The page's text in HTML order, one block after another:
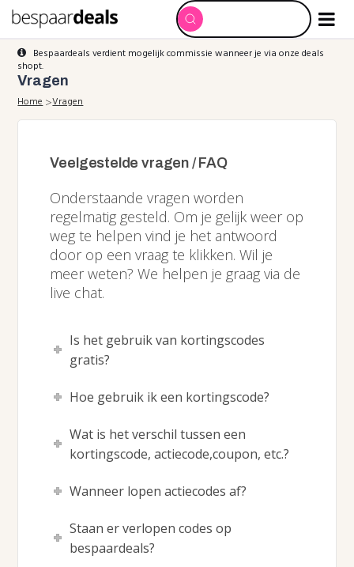
Bespaardeals verdient mogelijk commissie wanneer je via onze deals
shopt.
Vragen
Home>Vragen
Veelgestelde vragen / FAQ
Onderstaande vragen worden
regelmatig gesteld. Om je gelijk weer op
weg te helpen vind je het antwoord
door op een vraag te klikken. Wil je
meer weten? We helpen je graag via de
live chat.
Is het gebruik van kortingscodes
gratis?
Hoe gebruik ik een kortingscode?
Wat is het verschil tussen een
kortingscode, actiecode,coupon, etc.?
Wanneer lopen actiecodes af?
Staan er verlopen codes op
bespaardeals?